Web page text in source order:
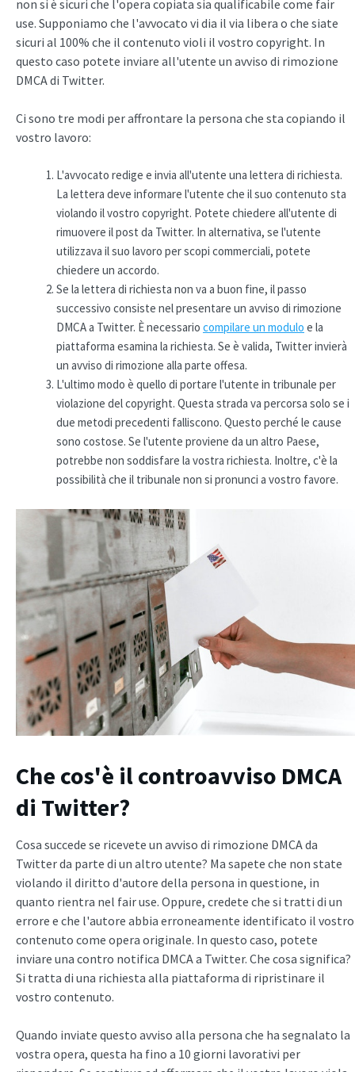
non si è sicuri che l'opera copiata sia qualificabile come fair
use. Supponiamo che l'avvocato vi dia il via libera o che siate
sicuri al 100% che il contenuto violi il vostro copyright. In
questo caso potete inviare all'utente un avviso di rimozione
DMCA di Twitter.
Ci sono tre modi per affrontare la persona che sta copiando il
vostro lavoro:
L'avvocato redige e invia all'utente una lettera di richiesta.
La lettera deve informare l'utente che il suo contenuto sta
violando il vostro copyright. Potete chiedere all'utente di
rimuovere il post da Twitter. In alternativa, se l'utente
utilizzava il suo lavoro per scopi commerciali, potete
chiedere un accordo.
Se la lettera di richiesta non va a buon fine, il passo
successivo consiste nel presentare un avviso di rimozione
DMCA a Twitter. È necessario compilare un modulo e la
piattaforma esamina la richiesta. Se è valida, Twitter invierà
un avviso di rimozione alla parte offesa.
L'ultimo modo è quello di portare l'utente in tribunale per
violazione del copyright. Questa strada va percorsa solo se i
due metodi precedenti falliscono. Questo perché le cause
sono costose. Se l'utente proviene da un altro Paese,
potrebbe non soddisfare la vostra richiesta. Inoltre, c'è la
possibilità che il tribunale non si pronunci a vostro favore.
Che cos'è il controavviso DMCA
di Twitter?
Cosa succede se ricevete un avviso di rimozione DMCA da
Twitter da parte di un altro utente? Ma sapete che non state
violando il diritto d'autore della persona in questione, in
quanto rientra nel fair use. Oppure, credete che si tratti di un
errore e che l'autore abbia erroneamente identificato il vostro
contenuto come opera originale. In questo caso, potete
inviare una contro notifica DMCA a Twitter. Che cosa significa?
Si tratta di una richiesta alla piattaforma di ripristinare il
vostro contenuto.
Quando inviate questo avviso alla persona che ha segnalato la
vostra opera, questa ha fino a 10 giorni lavorativi per